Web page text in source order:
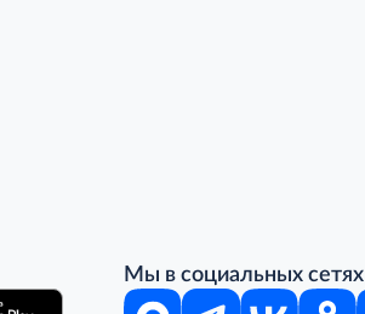
Мы в социальных сетях